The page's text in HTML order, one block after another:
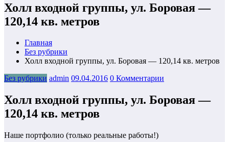
Холл входной группы, ул. Боровая —
120,14 кв. метров
Главная
Без рубрики
Холл входной группы, ул. Боровая — 120,14 кв. метров
Без рубрики admin 09.04.2016 0 Комментарии
Холл входной группы, ул. Боровая —
120,14 кв. метров
Наше портфолио (только реальные работы!)